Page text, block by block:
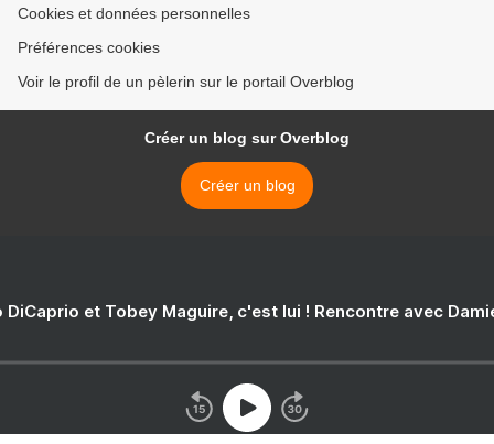
Cookies et données personnelles
Préférences cookies
Voir le profil de un pèlerin sur le portail Overblog
Créer un blog sur Overblog
Créer un blog
DiCaprio et Tobey Maguire, c'est lui ! Rencontre avec